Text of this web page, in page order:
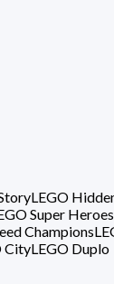
LEGO
Super Heroes
Champions
CityLEGO Duplo